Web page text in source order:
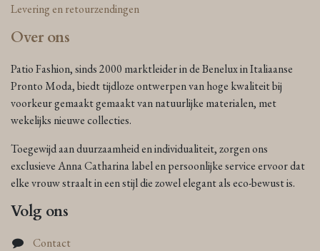
Levering en retourzendingen
Over ons
Patio Fashion, sinds 2000 marktleider in de Benelux in Italiaanse
Pronto Moda, biedt tijdloze ontwerpen van hoge kwaliteit bij
voorkeur gemaakt gemaakt van natuurlijke materialen, met
wekelijks nieuwe collecties.
Toegewijd aan duurzaamheid en individualiteit, zorgen ons
exclusieve Anna Catharina label en persoonlijke service ervoor dat
elke vrouw straalt in een stijl die zowel elegant als eco-bewust is.
Volg ons
Contact